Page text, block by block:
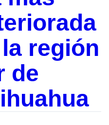
región
de